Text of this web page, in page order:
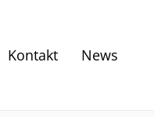
Kontakt News